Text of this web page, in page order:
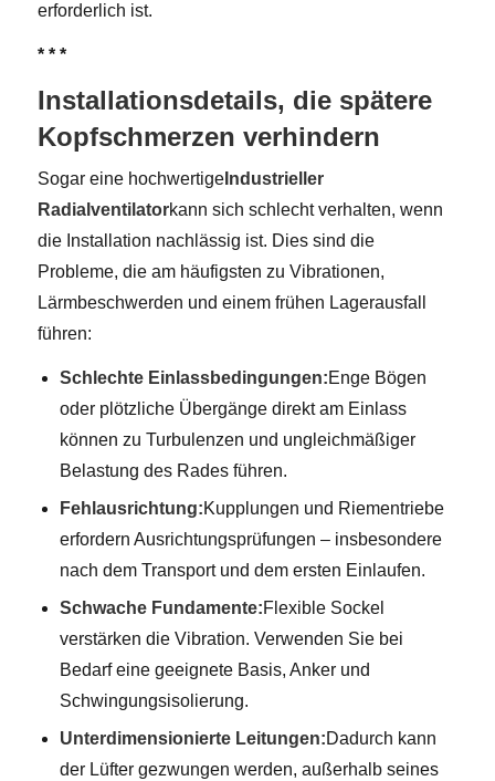
erforderlich ist.
* * *
Installationsdetails, die spätere
Kopfschmerzen verhindern
Sogar eine hochwertige Industrieller
Radialventilatorkann sich schlecht verhalten, wenn
die Installation nachlässig ist. Dies sind die
Probleme, die am häufigsten zu Vibrationen,
Lärmbeschwerden und einem frühen Lagerausfall
führen:
Schlechte Einlassbedingungen:Enge Bögen
oder plötzliche Übergänge direkt am Einlass
können zu Turbulenzen und ungleichmäßiger
Belastung des Rades führen.
Fehlausrichtung:Kupplungen und Riementriebe
erfordern Ausrichtungsprüfungen – insbesondere
nach dem Transport und dem ersten Einlaufen.
Schwache Fundamente:Flexible Sockel
verstärken die Vibration. Verwenden Sie bei
Bedarf eine geeignete Basis, Anker und
Schwingungsisolierung.
Unterdimensionierte Leitungen:Dadurch kann
der Lüfter gezwungen werden, außerhalb seines